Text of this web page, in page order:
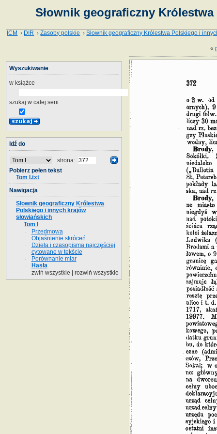
Słownik geograficzny
ICM › DIR ›Zasoby polskie ›Słownik geograficzny Królestwa Polskiego i
«
Wyszukiwanie
w książce
szukaj w całej serii
Idź do
strona:
Pobierz pełen tekst
Tom I.txt
Nawigacja
Słownik geograficzny Królestwa
Polskiego i innych krajów
słowiańskich
Tom I
Przedmowa
Objaśnienie skróceń
Dzieła i czasopisma najczęściej
cytowane w tekście
Porównanie miar
Hasła
zwiń wszystkie
rozwiń wszystkie